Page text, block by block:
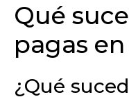
Qué
pagas
¿Qué